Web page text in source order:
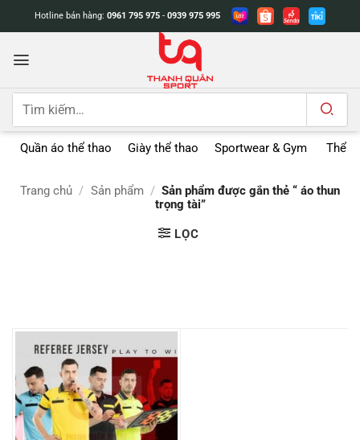
dung
Hotline bán hàng: 0961 795 975 - 0939 975 995
Tìm
Quần áo thể thao Giày thể thao Sportwear & Gym Thể
Trang chủ / Sản phẩm / Sản phẩm được gắn thẻ “ áo thun
trọng tài”
LỌC